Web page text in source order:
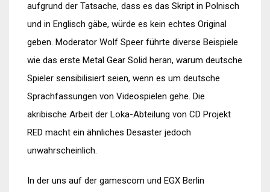
aufgrund der Tatsache, dass es das Skript in Polnisch
und in Englisch gäbe, würde es kein echtes Original
geben. Moderator Wolf Speer führte diverse Beispiele
wie das erste Metal Gear Solid heran, warum deutsche
Spieler sensibilisiert seien, wenn es um deutsche
Sprachfassungen von Videospielen gehe. Die
akribische Arbeit der Loka-Abteilung von CD Projekt
RED macht ein ähnliches Desaster jedoch
unwahrscheinlich.
In der uns auf der gamescom und EGX Berlin